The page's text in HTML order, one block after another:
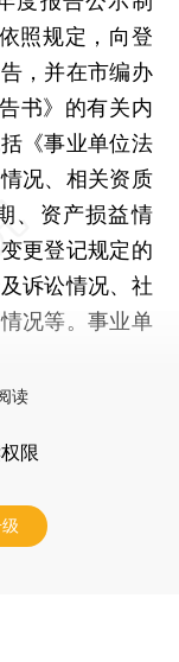
照规定，向登
，并在市编办
书》的有关内
《事业单位法
况、相关资质
、资产损益情
更登记规定的
诉讼情况、社
况等。事业单
读
限